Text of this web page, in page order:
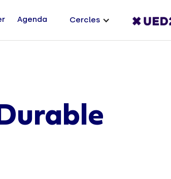
Agenda Cercles